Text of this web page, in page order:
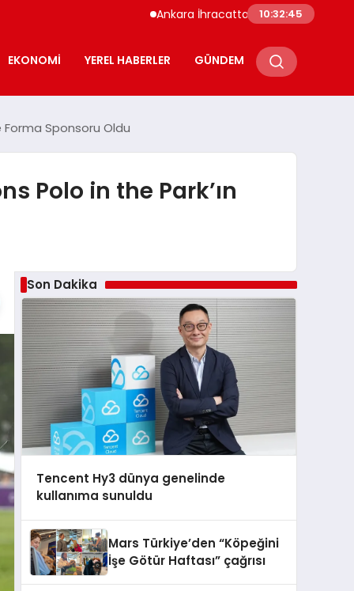
Ankara İhracatta Rekor Kırdı 7 Ayda 108 Milyar
10:32:47
EKONOMI YEREL HABERLER GÜNDEM
Forma Sponsoru Oldu
Polo in the Park’ın
Son Dakika
Tencent Hy3 dünya genelinde
kullanıma sunuldu
Mars Türkiye’den “Köpeğini
İşe Götür Haftası” çağrısı